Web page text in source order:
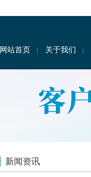
网站首页 关于我们
新闻资讯